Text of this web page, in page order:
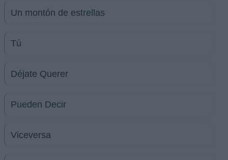
Un montón de estrellas
Tú
Déjate Querer
Pueden Decir
Viceversa